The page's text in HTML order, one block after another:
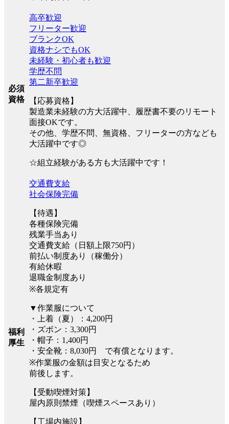
必須
資格
高卒歓迎
フリーター歓迎
ブランクOK
資格ナシでもOK
未経験・初心者も歓迎
学歴不問
第二新卒歓迎
【応募資格】
製造業未経験の方大活躍中、履歴書不要のリモート
面接OKです。
その他、学歴不問、無資格、フリーターの方なども
大活躍中です◎
☆組立経験がある方も大活躍中です！
福利
厚生
交通費支給
社会保険完備
【待遇】
各種保険完備
残業手当あり
交通費支給（日額上限750円）
前払い制度あり（稼働分）
有給休暇
退職金制度あり
※各規定有
▼作業服について
・上着（夏）：4,200円
・ズボン：3,300円
・帽子：1,400円
・安全靴：8,030円 で有償となります。
※作業服の金額は目安となるため
前後します。
【受動喫煙対策】
屋内原則禁煙（喫煙スペースあり）
【工場内施設】